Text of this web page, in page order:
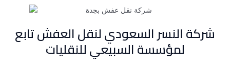
شركة النسر السعودي لنقل العفش تابع
لمؤسسة السبيعي للنقليات